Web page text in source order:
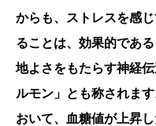
からも、ストレスを感
ることは、効果的であ
地よさをもたらす神経
ルモン」とも称されま
おいて、血糖値が上昇